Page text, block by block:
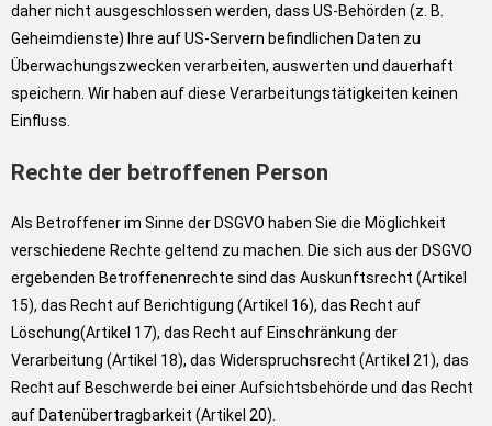
daher nicht ausgeschlossen werden, dass US-Behörden (z. B.
Geheimdienste) Ihre auf US-Servern befindlichen Daten zu
Überwachungszwecken verarbeiten, auswerten und dauerhaft
speichern. Wir haben auf diese Verarbeitungstätigkeiten keinen
Einfluss.
Rechte der betroffenen Person
Als Betroffener im Sinne der DSGVO haben Sie die Möglichkeit
verschiedene Rechte geltend zu machen. Die sich aus der DSGVO
ergebenden Betroffenenrechte sind das Auskunftsrecht (Artikel
15), das Recht auf Berichtigung (Artikel 16), das Recht auf
Löschung(Artikel 17), das Recht auf Einschränkung der
Verarbeitung (Artikel 18), das Widerspruchsrecht (Artikel 21), das
Recht auf Beschwerde bei einer Aufsichtsbehörde und das Recht
auf Datenübertragbarkeit (Artikel 20).